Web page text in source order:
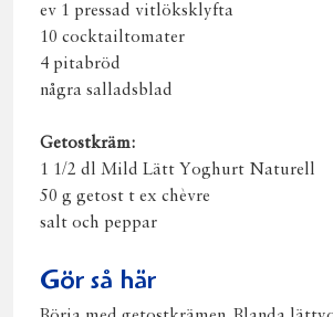
ev 1 pressad vitlöksklyfta
10 cocktailtomater
4 pitabröd
några salladsblad
Getostkräm:
1 1/2 dl Mild Lätt Yoghurt Naturell
50 g getost t ex chèvre
salt och peppar
Gör så här